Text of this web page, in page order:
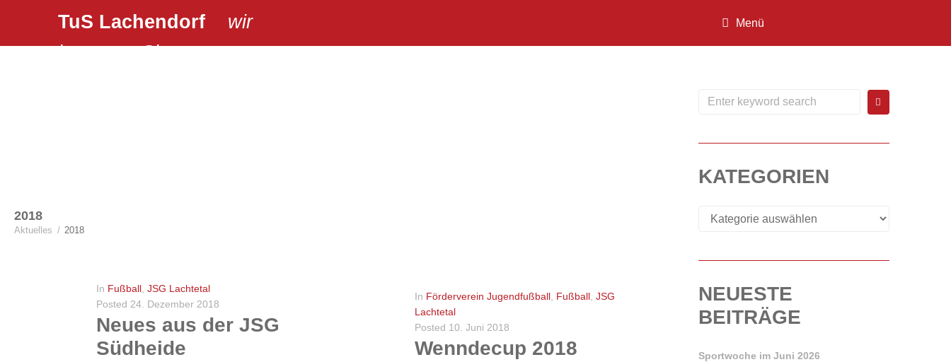
TuS Lachendorf
wir
bewegen Sie …
Menü
2018
Aktuelles / 2018
In Fußball JSG Lachtetal
Posted 24. Dezember 2018
Neues aus der JSG
Südheide
In Förderverein Jugendfußball Fußball JSG
Lachtetal
Posted 10. Juni 2018
Wenndecup 2018
KATEGORIEN
NEUESTE
BEITRÄGE
Sportwoche im Juni 2026